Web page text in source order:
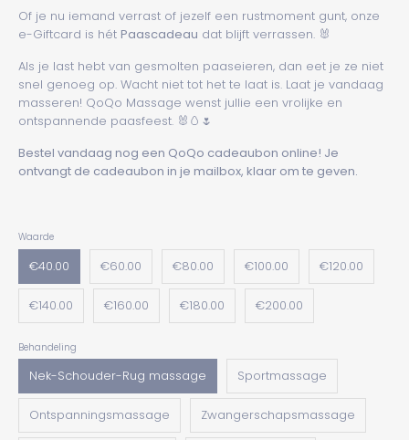
Of je nu iemand verrast of jezelf een rustmoment gunt, onze
e-Giftcard is hét Paascadeau dat blijft verrassen. 🐰
Als je last hebt van gesmolten paaseieren, dan eet je ze niet
snel genoeg op. Wacht niet tot het te laat is. Laat je vandaag
masseren! QoQo Massage wenst jullie een vrolijke en
ontspannende paasfeest. 🐰🥚🌷
Bestel vandaag nog een QoQo cadeaubon online! Je
ontvangt de cadeaubon in je mailbox, klaar om te geven.
Waarde
€40.00 €60.00 €80.00 €100.00 €120.00
€140.00 €160.00 €180.00 €200.00
Behandeling
Nek-Schouder-Rug massage Sportmassage
Ontspanningsmassage Zwangerschapsmassage